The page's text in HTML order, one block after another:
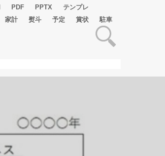
PDF PPTX
テンプレ
家計 熨斗 予定 賞状 駐車